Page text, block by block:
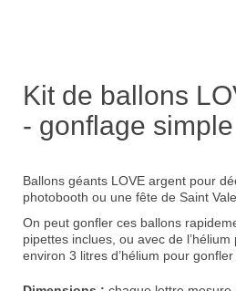
Kit de ballons
- gonflage simple
Ballons géants LOVE argent pour
photobooth ou une fête de Saint
On peut gonfler ces ballons
pipettes inclues, ou avec de
environ 3 litres d’hélium pour gonfler